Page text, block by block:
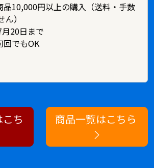
品10,000円以上の購入（送料・手数
）
20日まで
回でもOK
ち
商品一覧はこちら